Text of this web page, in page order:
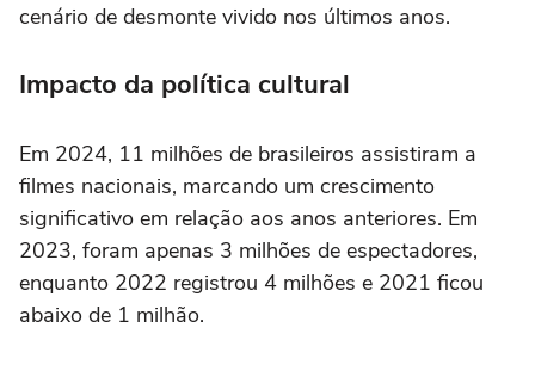
cenário de desmonte vivido nos últimos anos.
Impacto da política cultural
Em 2024, 11 milhões de brasileiros assistiram a
filmes nacionais, marcando um crescimento
significativo em relação aos anos anteriores. Em
2023, foram apenas 3 milhões de espectadores,
enquanto 2022 registrou 4 milhões e 2021 ficou
abaixo de 1 milhão.